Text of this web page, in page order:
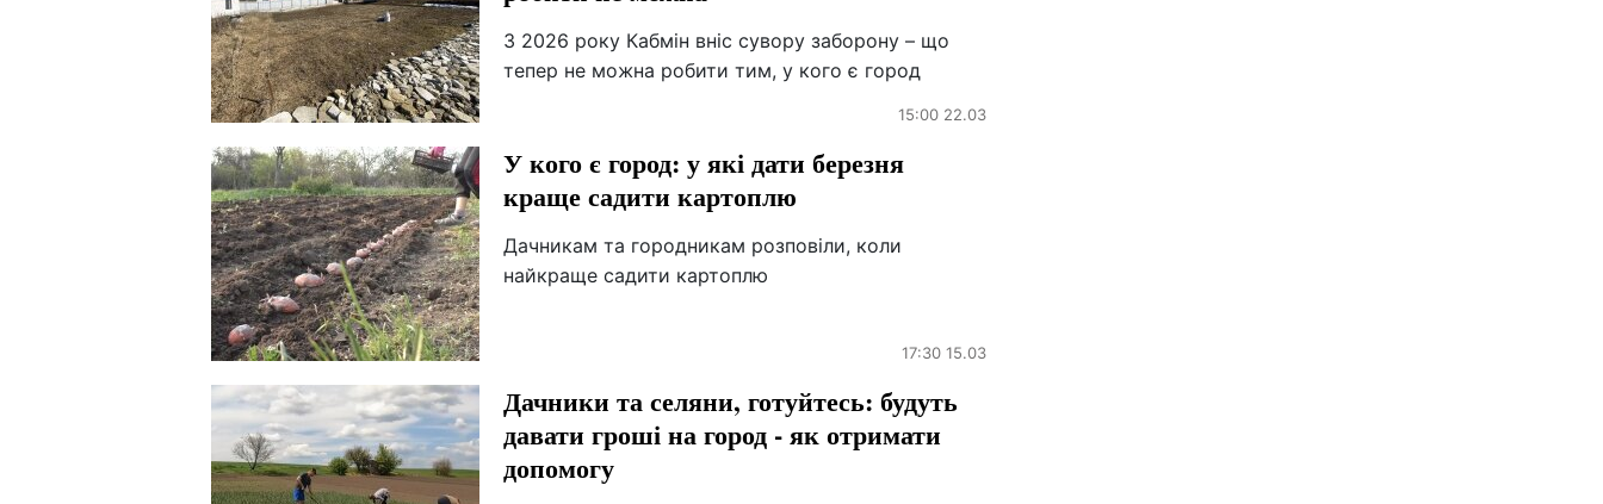
З 2026 року Кабмін вніс сувору заборону – що
тепер не можна робити тим, у кого є город
15:00 22.03
У кого є город: у які дати березня
краще садити картоплю
Дачникам та городникам розповіли, коли
найкраще садити картоплю
17:30 15.03
Дачники та селяни, готуйтесь: будуть
давати гроші на город - як отримати
допомогу